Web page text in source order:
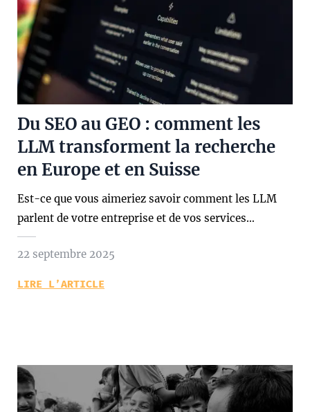
Du SEO au GEO : comment les
LLM transforment la recherche
en Europe et en Suisse
Est-ce que vous aimeriez savoir comment les LLM
parlent de votre entreprise et de vos services…
22 septembre 2025
LIRE L’ARTICLE